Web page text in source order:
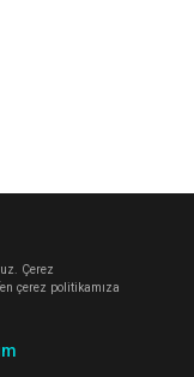
Çerez
çerez politikamıza